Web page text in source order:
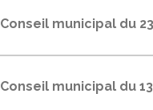
Conseil municipal du
Conseil municipal du